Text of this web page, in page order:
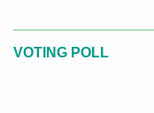
VOTING POLL